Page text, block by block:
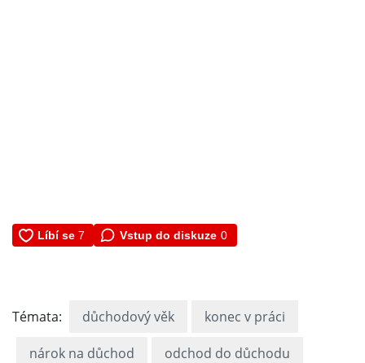
Vstup do diskuze 0
Témata: důchodový věk konec v práci
nárok na důchod odchod do důchodu